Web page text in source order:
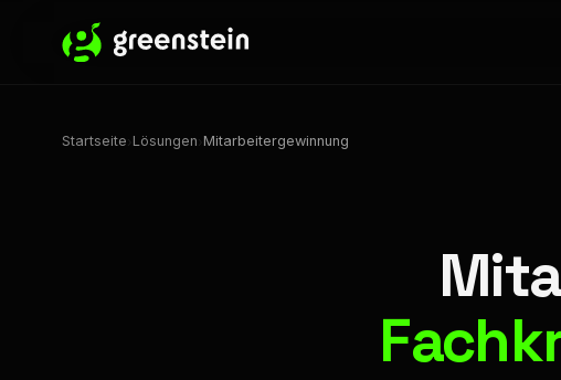
Startseite Lösungen Mitarbeitergewinnung